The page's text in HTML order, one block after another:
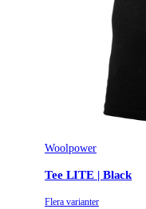
Woolpower
Tee LITE | Black
Flera varianter